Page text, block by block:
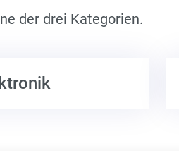
der drei Kategorien.